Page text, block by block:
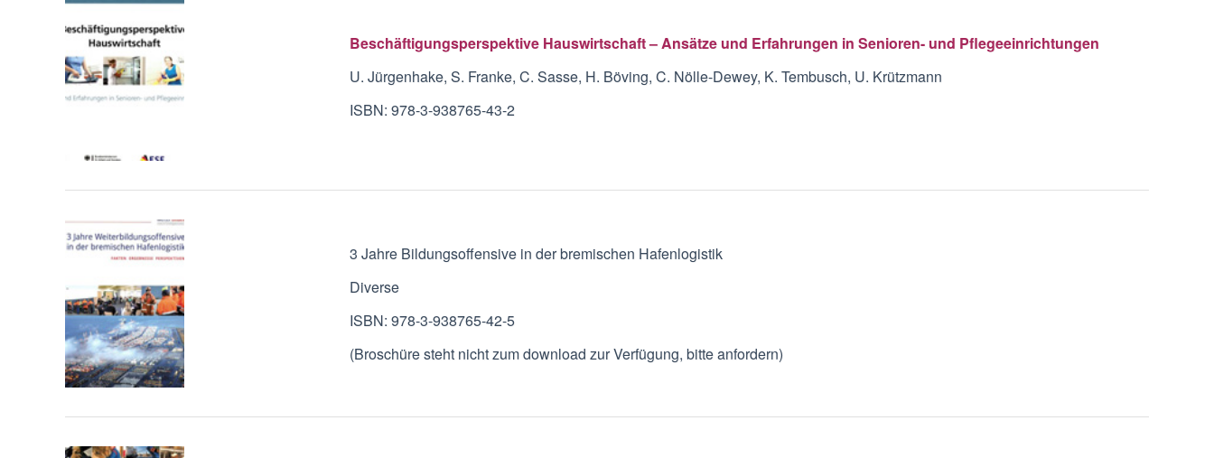
Beschäftigungsperspektive Hauswirtschaft – Ansätze und Erfahrungen in Senioren- und Pflegeeinrichtungen
U. Jürgenhake, S. Franke, C. Sasse, H. Böving, C. Nölle-Dewey, K. Tembusch, U. Krützmann
ISBN: 978-3-938765-43-2
3 Jahre Bildungsoffensive in der bremischen Hafenlogistik
Diverse
ISBN: 978-3-938765-42-5
(Broschüre steht nicht zum download zur Verfügung, bitte anfordern)